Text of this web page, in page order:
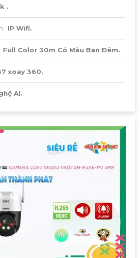
.
: IP Wifi.
Full Color 30m Có Màu Ban Ðêm.
xoay 360.
AI.